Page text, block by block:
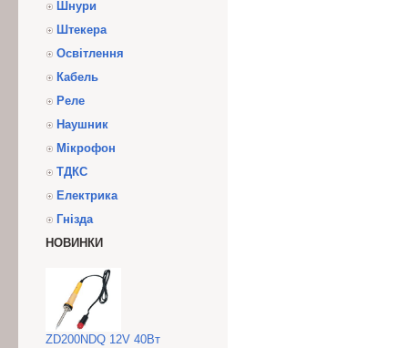
Шнури
Штекера
Освітлення
Кабель
Реле
Наушник
Мікрофон
ТДКС
Електрика
Гнізда
НОВИНКИ
ZD200NDQ 12V 40Вт